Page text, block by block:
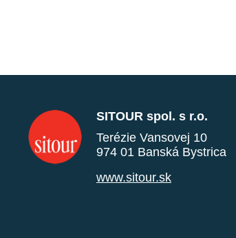
SITOUR spol. s r.o.
Terézie Vansovej 10
974 01 Banská Bystrica
www.sitour.sk